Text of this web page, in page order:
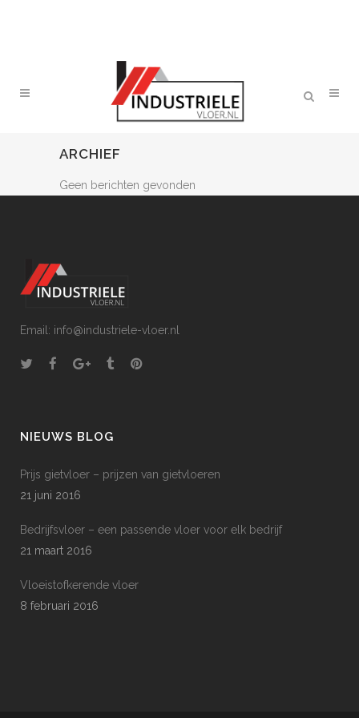
ARCHIEF
Geen berichten gevonden
Email: info@industriele-vloer.nl
NIEUWS BLOG
Prijs gietvloer – prijzen van gietvloeren
21 juni 2016
Bedrijfsvloer – een passende vloer voor elk bedrijf
21 maart 2016
Vloeistofkerende vloer
8 februari 2016